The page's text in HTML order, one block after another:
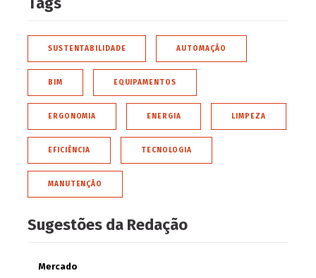
SUSTENTABILIDADE AUTOMAÇÃO
BIM EQUIPAMENTOS
ERGONOMIA ENERGIA LIMPEZA
EFICIÊNCIA TECNOLOGIA
MANUTENÇÃO
Sugestões da Redação
Mercado